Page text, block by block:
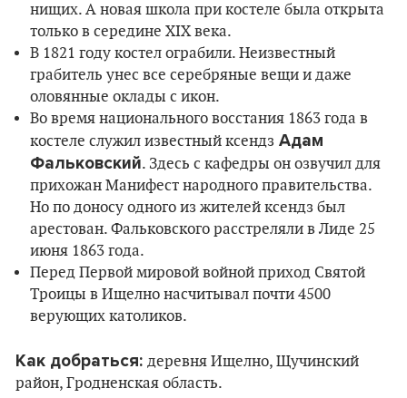
нищих. А новая школа при костеле была открыта
только в середине XIX века.
В 1821 году костел ограбили. Неизвестный
грабитель унес все серебряные вещи и даже
оловянные оклады с икон.
Во время национального восстания 1863 года в
костеле служил известный ксендз Адам
Фальковский. Здесь с кафедры он озвучил для
прихожан Манифест народного правительства.
Но по доносу одного из жителей ксендз был
арестован. Фальковского расстреляли в Лиде 25
июня 1863 года.
Перед Первой мировой войной приход Святой
Троицы в Ищелно насчитывал почти 4500
верующих католиков.
Как добраться: деревня Ищелно, Щучинский
район, Гродненская область.